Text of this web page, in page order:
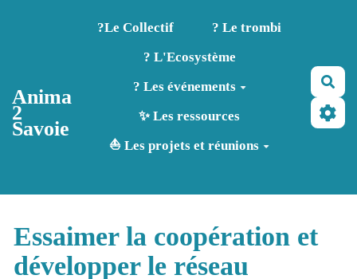
Aller au contenu principal
Anima
2
Savoie
?️Le Collectif
? Le trombi
? L'Ecosystème
? Les événements
✨ Les ressources
⛵ Les projets et réunions
Essaimer la coopération et
développer le réseau